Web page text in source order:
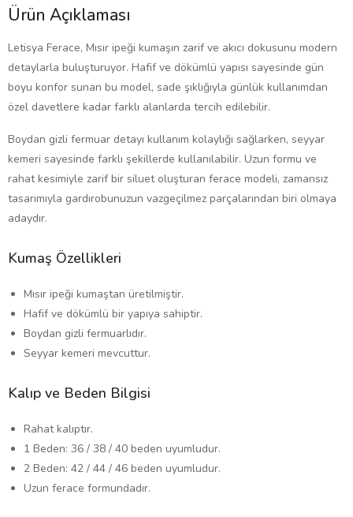
Ürün Açıklaması
Letisya Ferace, Mısır ipeği kumaşın zarif ve akıcı dokusunu modern
detaylarla buluşturuyor. Hafif ve dökümlü yapısı sayesinde gün
boyu konfor sunan bu model, sade şıklığıyla günlük kullanımdan
özel davetlere kadar farklı alanlarda tercih edilebilir.
Boydan gizli fermuar detayı kullanım kolaylığı sağlarken, seyyar
kemeri sayesinde farklı şekillerde kullanılabilir. Uzun formu ve
rahat kesimiyle zarif bir siluet oluşturan ferace modeli, zamansız
tasarımıyla gardırobunuzun vazgeçilmez parçalarından biri olmaya
adaydır.
Kumaş Özellikleri
Mısır ipeği kumaştan üretilmiştir.
Hafif ve dökümlü bir yapıya sahiptir.
Boydan gizli fermuarlıdır.
Seyyar kemeri mevcuttur.
Kalıp ve Beden Bilgisi
Rahat kalıptır.
1 Beden: 36 / 38 / 40 beden uyumludur.
2 Beden: 42 / 44 / 46 beden uyumludur.
Uzun ferace formundadır.